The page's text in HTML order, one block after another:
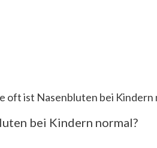
oft ist Nasenbluten bei Kindern
bei Kindern normal?